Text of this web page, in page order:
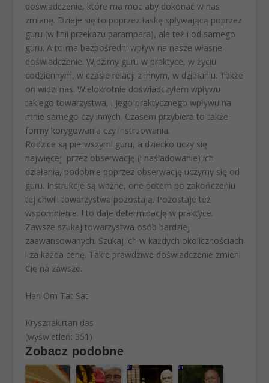
doświadczenie, które ma moc aby dokonać w nas
zmianę. Dzieje się to poprzez łaskę spływającą poprzez
guru (w linii przekazu parampara), ale też i od samego
guru. A to ma bezpośredni wpływ na nasze własne
doświadczenie. Widzimy guru w praktyce, w życiu
codziennym, w czasie relacji z innym, w działaniu. Także
on widzi nas. Wielokrotnie doświadczyłem wpływu
takiego towarzystwa, i jego praktycznego wpływu na
mnie samego czy innych. Czasem przybiera to także
formy korygowania czy instruowania.
Rodzice są pierwszymi guru, a dziecko uczy się
najwięcej przez obserwację (i naśladowanie) ich
działania, podobnie poprzez obserwację uczymy się od
guru. Instrukcje są ważne, one potem po zakończeniu
tej chwili towarzystwa pozostają. Pozostaje też
wspomnienie. I to daje determinację w praktyce.
Zawsze szukaj towarzystwa osób bardziej
zaawansowanych. Szukaj ich w każdych okolicznościach
i za każda cenę. Takie prawdziwe doświadczenie zmieni
Cię na zawsze.
Hari Om Tat Sat
Krysznakirtan das
(wyświetleń: 351)
Zobacz podobne